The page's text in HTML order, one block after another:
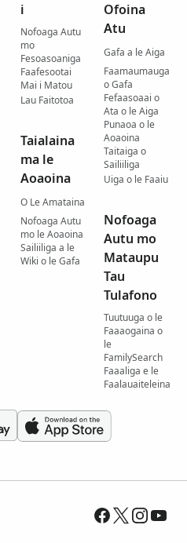
i
Nofoaga Autu
mo
Fesoasoaniga
Faafesootai
Mai i Matou
Lau Faitotoa
Taialaina
ma le
Aoaoina
O Le Amataina
Nofoaga Autu
mo le Aoaoina
Sailiiliga a le
Wiki o le Gafa
Ofoina
Atu
Gafa a le Aiga
Faamaumauga
o Gafa
Fefaasoaai o
Ata o le Aiga
Punaoa o le
Aoaoina
Taitaiga o
Sailiiliga
Uiga o le Faaiu
Nofoaga
Autu mo
Mataupu
Tau
Tulafono
Tuutuuga o le
Faaaogaina o
le
FamilySearch
Faaaliga e le
Faalauaiteleina